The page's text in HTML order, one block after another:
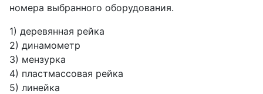
номера выбранного оборудования.
1) деревянная рейка
2) динамометр
3) мензурка
4) пластмассовая рейка
5) линейка